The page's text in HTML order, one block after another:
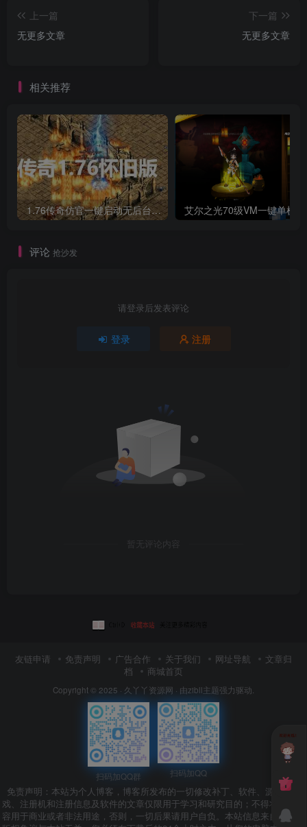
上一篇
无更多文章
下一篇
无更多文章
相关推荐
1.76传奇仿官一键启动无后台和辅助究极肝传奇
评论 抢沙发
请登录后发表评论
登录 注册
暂无评论内容
友链申请 免责声明 广告合作 关于我们 网址导航
文章归
档
商城首页
Copyright © 2025 · 久丫丫资源网 · 由zibll主题强力驱动.
扫码加QQ群 扫码加QQ
免责声明：本站为个人博客，博客所发布的一切修改补丁、软件、源码、游
戏、注册机和注册信息及软件的文章仅限用于学习和研究目的；不得将上述内
容用于商业或者非法用途，否则，一切后果请用户自负。本站信息来自网络，